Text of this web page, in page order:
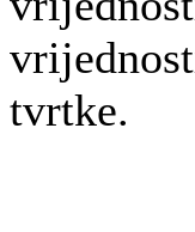
tvrtke.